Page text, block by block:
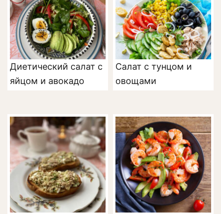
Диетический салат с
яйцом и авокадо
Салат с тунцом и
овощами